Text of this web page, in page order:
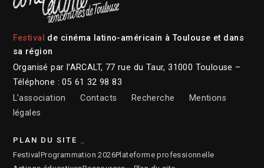
Festival
de cinéma latino-américain à Toulouse et dans
sa région
Organisé par l’ARCALT, 77 rue du Taur, 31000 Toulouse –
Téléphone : 05 61 32 98 83
L’association
Contacts Recherche
Mentions
légales
PLAN DU SITE
Festival Programmation 2026Plateforme professionnelle